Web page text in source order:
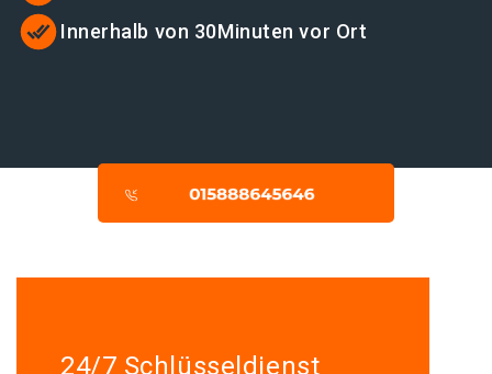
Innerhalb von 30Minuten vor Ort
24/7 Schlüsseldienst